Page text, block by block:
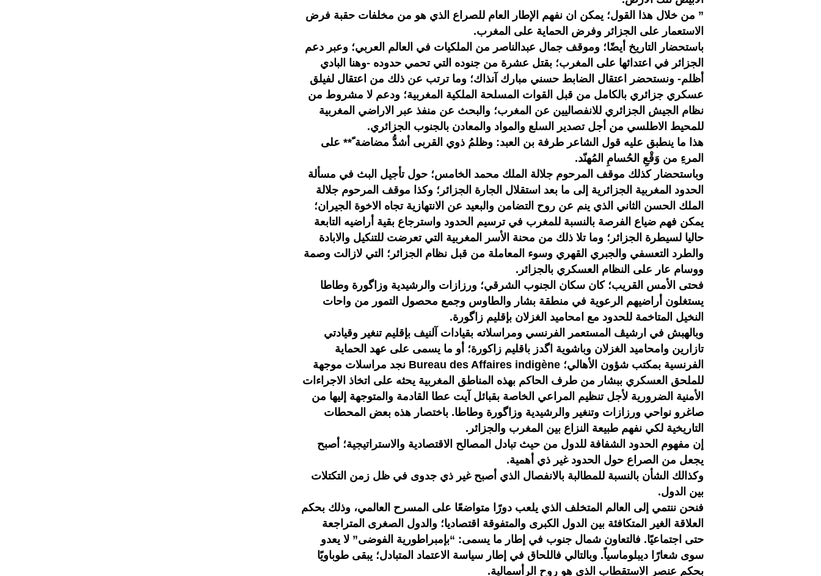
” من خلال هذا القول؛ يمكن ان نفهم الإطار العام للصراع الذي هو من مخلفات حقبة فرض
الاستعمار على الجزائر وفرض الحماية على المغرب.
باستحضار التاريخ أيضًا؛ وموقف جمال عبدالناصر من الملكيات في العالم العربي؛ وعبر دعم
الجزائر في اعتدائها على المغرب؛ بقتل عشرة من جنوده التي تحمي حدوده -وهنا البادي
أظلم- ونستحضر اعتقال الضابط حسني مبارك آنذاك؛ وما ترتب عن ذلك من اعتقال لفيلق
عسكري جزائري بالكامل من قبل القوات المسلحة الملكية المغربية؛ ودعم لا مشروط من
نظام الجيش الجزائري للانفصاليين عن المغرب؛ والبحث عن منفذ عبر الاراضي المغربية
للمحيط الاطلسي من أجل تصدير السلع والمواد والمعادن بالجنوب الجزائري.
هذا ما ينطبق عليه قول الشاعر طرفة بن العبد: وظلمُ ذوي القربى أشدُّ مضاضة ً** على
المرءِ من وَقْعِ الحُسامِ المُهنّد.
وباستحضار كذلك موقف المرحوم جلالة الملك محمد الخامس؛ حول تأجيل البث في مسألة
الحدود المغربية الجزائرية إلى ما بعد استقلال الجارة الجزائر؛ وكذا موقف المرحوم جلالة
الملك الحسن الثاني الذي ينم عن روح التضامن والبعيد عن الانتهازية تجاه الاخوة الجيران؛
يمكن فهم ضياع الفرصة بالنسبة للمغرب في ترسيم الحدود واسترجاع بقية أراضيه التابعة
حاليا لسيطرة الجزائر؛ وما تلا ذلك من محنة الأسر المغربية التي تعرضت للتنكيل والابادة
والطرد التعسفي والجبري القهري وسوء المعاملة من قبل نظام الجزائر؛ التي لازالت وصمة
ووسام عار على النظام العسكري بالجزائر.
فحتى الأمس القريب؛ كان سكان الجنوب الشرقي؛ ورزازات والرشيدية وزاگورة وطاطا
يستغلون أراضيهم الرعوية في منطقة بشار والطاوس وجمع محصول التمور من واحات
النخيل المتاخمة للحدود مع امحاميد الغزلان بإقليم زاگورة.
وبالهبش في ارشيڤ المستعمر الفرنسي ومراسلاته بقيادات آلنيف بإقليم تنغير وقيادتي
تازارين وامحاميد الغزلان وباشوية اگدز باقليم زاكورة؛ أو ما يسمى على عهد الحماية
الفرنسية بمكتب شؤون الأهالي؛ Bureau des Affaires indigène نجد مراسلات موجهة
للملحق العسكري ببشار من طرف الحاكم بهذه المناطق المغربية يحثه على اتخاذ الاجراءات
الأمنية الضرورية لأجل تنظيم المراعي الخاصة بقبائل آيت عطا القادمة والمتوجهة إليها من
صاغرو نواحي ورزازات وتنغير والرشيدية وزاگورة وطاطا. باختصار هذه بعض المحطات
التاريخية لكي نفهم طبيعة النزاع بين المغرب والجزائر.
إن مفهوم الحدود الشفافة للدول من حيث تبادل المصالح الاقتصادية والاستراتيجية؛ أصبح
يجعل من الصراع حول الحدود غير ذي أهمية.
وكذالك الشأن بالنسبة للمطالبة بالانفصال الذي أصبح غير ذي جدوى في ظل زمن التكتلات
بين الدول.
فنحن ننتمي إلى العالم المتخلف الذي يلعب دورًا متواضعًا على المسرح العالمي، وذلك بحكم
العلاقة الغير المتكافئة بين الدول الكبرى والمتفوقة اقتصاديا؛ والدول الصغرى المتراجعة
حتى اجتماعيًا. فالتعاون شمال جنوب في إطار ما يسمى: “بإمبراطورية الفوضى” لا يعدو
سوى شعارًا ديبلوماسياً. وبالتالي فاللحاق في إطار سياسة الاعتماد المتبادل؛ يبقى طوباويًا
بحكم عنصر الاستقطاب الذي هو روح الرأسمالية.